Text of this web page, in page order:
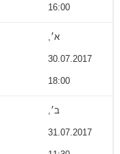
16:00
א׳,
30.07.2017
18:00
ב׳,
31.07.2017